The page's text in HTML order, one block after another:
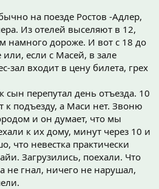
на поезде Ростов -Адлер,
Из отелей выселяют в 12,
намного дороже. И вот с 18 до
если с Масей, в зале
зал входит в цену билета, грех
сын перепутал день отъезда. 10
к подъезду, а Маси нет. Звоню
и он думает, что мы
к их дому, минут через 10 и
что невестка практически
Загрузились, поехали. Что
не гнал, ничего не нарушал,